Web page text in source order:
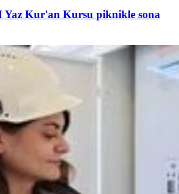
Yaz Kur'an Kursu piknikle sona